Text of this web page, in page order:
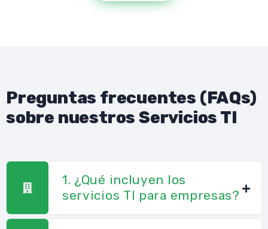
Preguntas frecuentes (FAQs)
sobre nuestros Servicios TI
1. ¿Qué incluyen los
servicios TI para empresas?